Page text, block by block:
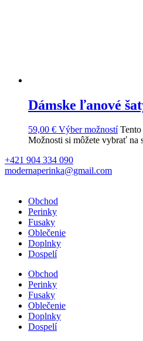
Dámske ľanové
59,00 € Výber možností
Možnosti si môžete vybrať na
+421 904 334 090
modernaperinka@gmail.com
Obchod
Perinky
Fusaky
Oblečenie
Doplnky
Dospelí
Obchod
Perinky
Fusaky
Oblečenie
Doplnky
Dospelí